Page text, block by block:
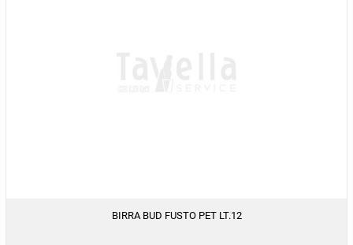
BIRRA BUD FUSTO PET LT.12